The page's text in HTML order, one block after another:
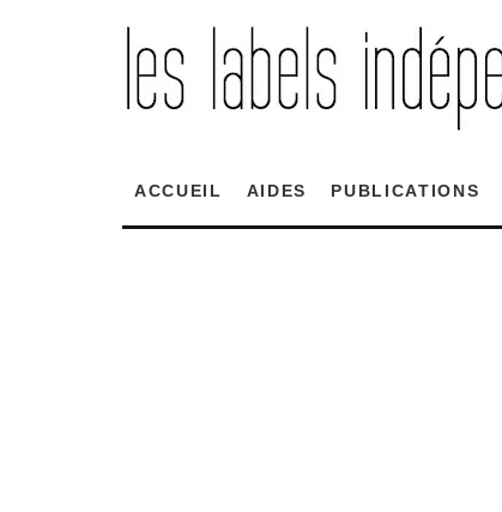
ACCUEIL AIDES PUBLICATIONS